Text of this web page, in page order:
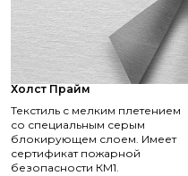
Холст Прайм
Текстиль с мелким плетением
со специальным серым
блокирующем слоем. Имеет
сертификат пожарной
безопасности КМ1.